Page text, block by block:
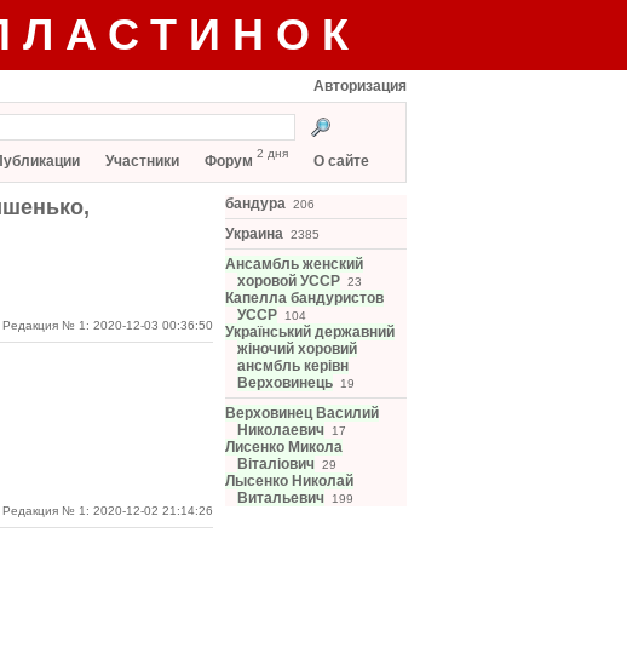
Авторизация
Участники Форум 2 дня О сайте
Редакция № 1: 2020-12-03 00:36:50
№ 1: 2020-12-02 21:14:26
бандура 206
Украина 2385
Ансамбль женский
хоровой УССР 23
Капелла бандуристов
УССР 104
Український державний
жіночий хоровий
ансмбль керівн
Верховинець 19
Верховинец Василий
Николаевич 17
Лисенко Микола
Віталіович 29
Лысенко Николай
Витальевич 199